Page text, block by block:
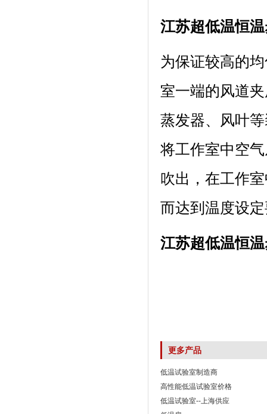
江苏超低温恒
为保证较高的均
室一端的风道夹层
蒸发器、风叶
将工作室中空气
吹出，在工作
而达到温度设定要
江苏超低温恒
更多产品
低温试验室制造商
高性能低温试验室价格
低温试验室--上海供应